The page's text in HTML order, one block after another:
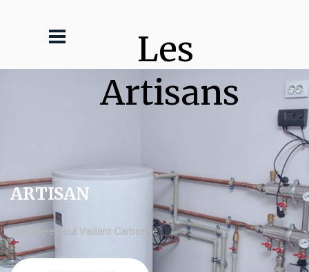
Les
Artisans
ARTISAN
chaudière fioul Vaillant Carbonne